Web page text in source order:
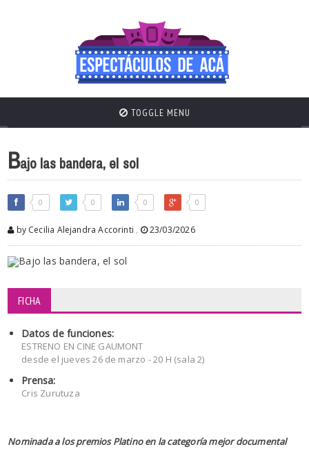
TOGGLE MENU
Bajo las bandera, el sol
0 0 0 0
by Cecilia Alejandra Accorinti , 23/03/2026
FICHA
Datos de funciones:
ESTRENO EN CINE GAUMONT
desde el jueves 26 de marzo - 20 H (sala 2)
Prensa:
Cris Zurutuza
Nominada a los premios Platino en la categoría mejor documental